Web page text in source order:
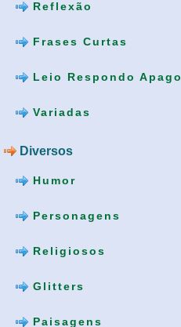
Reflexão
Frases Curtas
Leio Respondo Apago
Variadas
Diversos
Humor
Personagens
Religiosos
Glitters
Paisagens